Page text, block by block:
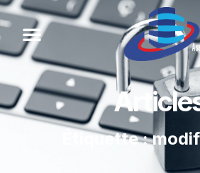
Étiquette :